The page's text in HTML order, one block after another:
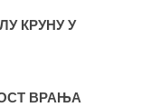
КРУНУ У
ВРАЊА